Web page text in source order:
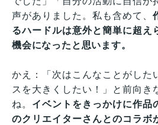
声がありました。私も含めて、
るハードルは意外と簡単に超え
機会になったと思います。
かえ：「次はこんなことがした
スを大きくしたい！」と前向き
ね。 イベントをきっかけに作品
のクリエイターさんとのコラボ